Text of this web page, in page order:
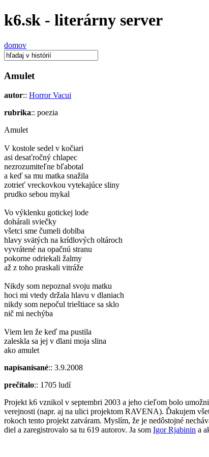
k6.sk - literárny server
domov
Amulet
autor:: Horror Vacui
rubrika:: poezia
Amulet
V kostole sedel v kočiari
asi desaťročný chlapec
nezrozumiteľne bľabotal
a keď sa mu matka snažila
zotrieť vreckovkou vytekajúce sliny
prudko sebou mykal
Vo výklenku gotickej lode
dohárali sviečky
všetci sme čumeli doblba
hlavy svätých na krídlových oltároch
vyvrátené na opačnú stranu
pokorne odriekali žalmy
až z toho praskali vitráže
Nikdy som nepoznal svoju matku
hoci mi vtedy držala hlavu v dlaniach
nikdy som nepočul trieštiace sa sklo
nič mi nechýba
Viem len že keď ma pustila
zaleskla sa jej v dlani moja slina
ako amulet
napísanísané:: 3.9.2008
prečítalo:: 1705 ludí
Projekt k6 vznikol v septembri 2003 a jeho cieľom bolo
verejnosti (napr. aj na ulici projektom RAVENA). Ďakujem
rokoch tento projekt zatváram. Myslím, že je nedôstojné
diel a zaregistrovalo sa tu 619 autorov. Ja som Igor Rjabinin a